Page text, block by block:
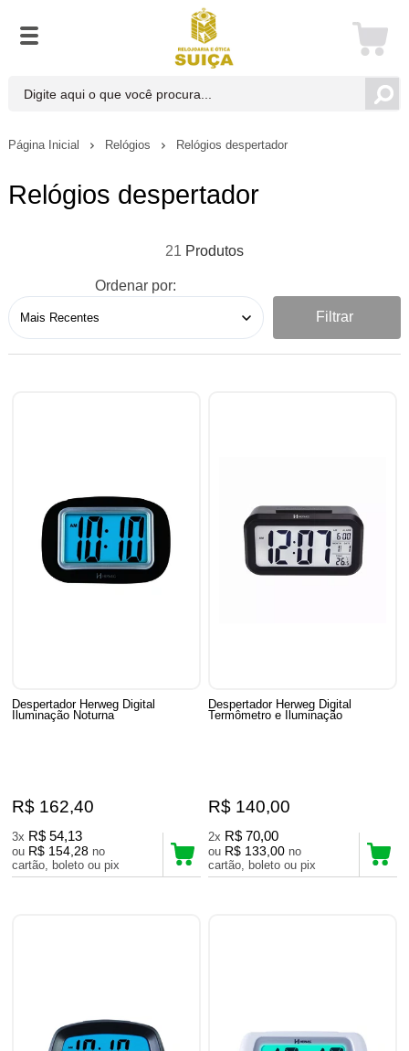
Página Inicial Relógios Relógios despertador
Relógios despertador
21
Ordenar por:
Filtrar
Despertador Herweg Digital
Iluminação Noturna
R$ 162,40
3x R$ 54,13
ou R$ 154,28 no
cartão, boleto ou pix
Despertador Herweg Digital
Termômetro e Iluminação
R$ 140,00
2x R$ 70,00
ou R$ 133,00 no
cartão, boleto ou pix